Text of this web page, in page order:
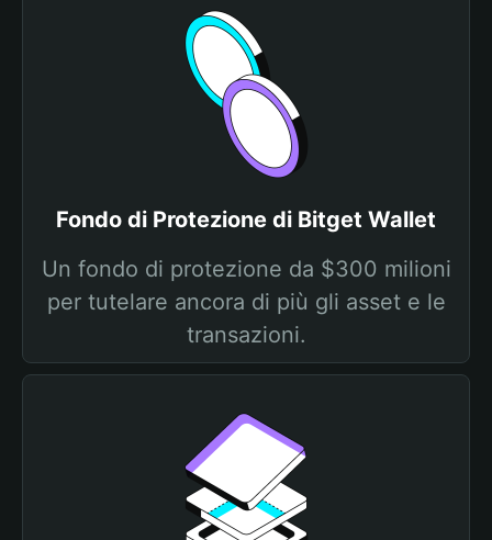
Fondo di Protezione di Bitget Wallet
Un fondo di protezione da $300 milioni
per tutelare ancora di più gli asset e le
transazioni.